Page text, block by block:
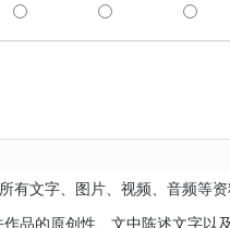
有文字、图片、视频、音频等
作品的原创性、文中陈述文字以